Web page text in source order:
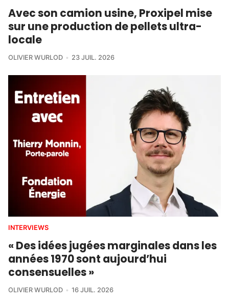
Avec son camion usine, Proxipel mise
sur une production de pellets ultra-
locale
OLIVIER WURLOD 23 JUIL. 2026
INTERVIEWS
« Des idées jugées marginales dans les
années 1970 sont aujourd’hui
consensuelles »
OLIVIER WURLOD 16 JUIL. 2026